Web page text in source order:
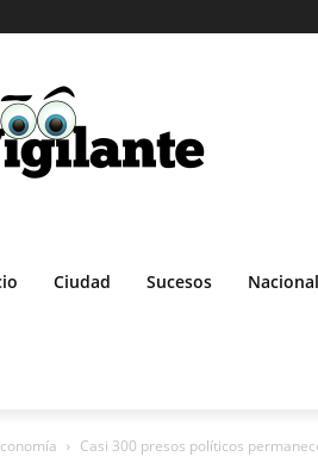
Ciudad Sucesos Nacional
Casi 300 presos políticos